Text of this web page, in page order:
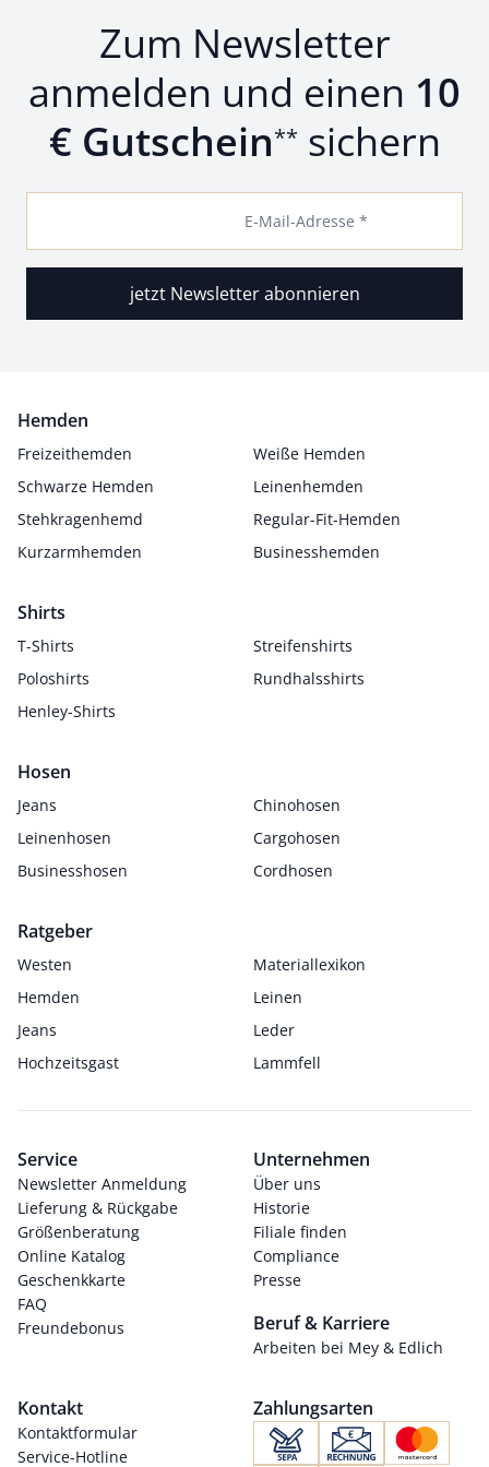
Zum Newsletter
anmelden und einen 10
€ Gutschein** sichern
E-Mail-Adresse *
jetzt Newsletter abonnieren
Hemden
Freizeithemden
Weiße Hemden
Schwarze Hemden
Leinenhemden
Stehkragenhemd
Regular-Fit-Hemden
Kurzarmhemden
Businesshemden
Shirts
T-Shirts
Streifenshirts
Poloshirts
Rundhalsshirts
Henley-Shirts
Hosen
Jeans
Chinohosen
Leinenhosen
Cargohosen
Businesshosen
Cordhosen
Ratgeber
Westen
Materiallexikon
Hemden
Leinen
Jeans
Leder
Hochzeitsgast
Lammfell
Service
Newsletter Anmeldung
Lieferung & Rückgabe
Größenberatung
Online Katalog
Geschenkkarte
FAQ
Freundebonus
Unternehmen
Über uns
Historie
Filiale finden
Compliance
Presse
Beruf & Karriere
Arbeiten bei Mey & Edlich
Kontakt
Kontaktformular
Service-Hotline
Zahlungsarten